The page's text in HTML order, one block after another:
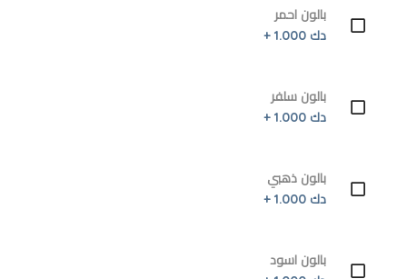
بالون احمر
دك 1.000 +
بالون سلفر
دك 1.000 +
بالون ذهبي
دك 1.000 +
بالون اسود